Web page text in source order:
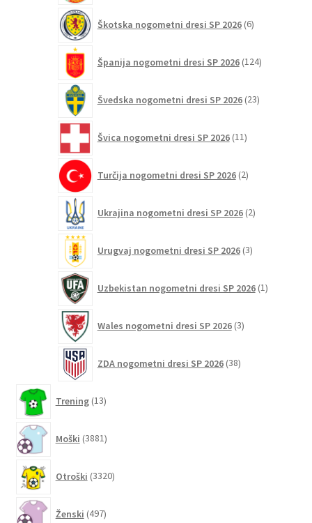
Škotska nogometni dresi SP 2026 6izdelkov
Španija nogometni dresi SP 2026 124izdelkov
Švedska nogometni dresi SP 2026 23izdelkov
Švica nogometni dresi SP 2026 11izdelkov
Turčija nogometni dresi SP 2026 2izdelka
Ukrajina nogometni dresi SP 2026 2izdelka
Urugvaj nogometni dresi SP 2026 3izdelki
Uzbekistan nogometni dresi SP 2026 1izdelek
Wales nogometni dresi SP 2026 3izdelki
ZDA nogometni dresi SP 2026 38izdelkov
Trening 13izdelkov
Moški 3881izdelkov
Otroški 3320izdelkov
Ženski 497izdelkov